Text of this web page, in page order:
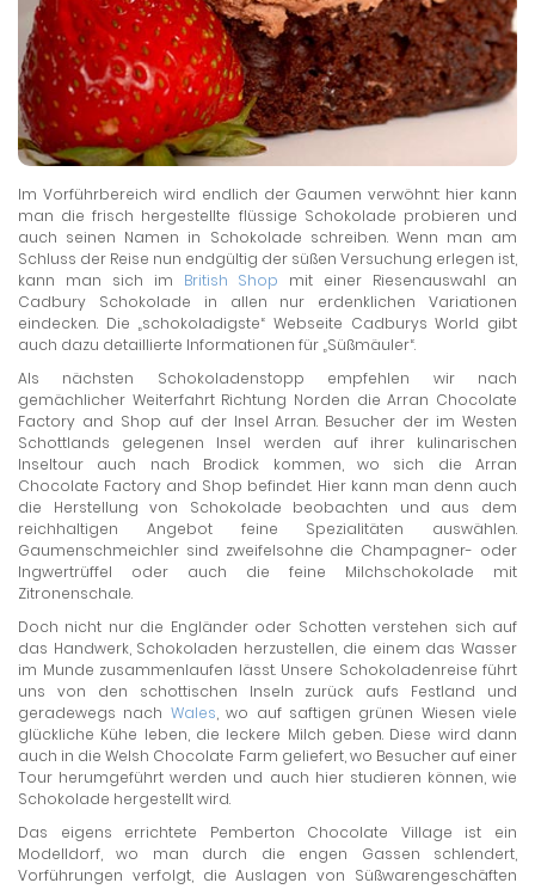
Im Vorführbereich wird endlich der Gaumen verwöhnt: hier kann
man die frisch hergestellte flüssige Schokolade probieren und
auch seinen Namen in Schokolade schreiben. Wenn man am
Schluss der Reise nun endgültig der süßen Versuchung erlegen ist,
kann man sich im British Shop mit einer Riesenauswahl an
Cadbury Schokolade in allen nur erdenklichen Variationen
eindecken. Die „schokoladigste“ Webseite Cadburys World gibt
auch dazu detaillierte Informationen für „Süßmäuler“.
Als nächsten Schokoladenstopp empfehlen wir nach
gemächlicher Weiterfahrt Richtung Norden die Arran Chocolate
Factory and Shop auf der Insel Arran. Besucher der im Westen
Schottlands gelegenen Insel werden auf ihrer kulinarischen
Inseltour auch nach Brodick kommen, wo sich die Arran
Chocolate Factory and Shop befindet. Hier kann man denn auch
die Herstellung von Schokolade beobachten und aus dem
reichhaltigen Angebot feine Spezialitäten auswählen.
Gaumenschmeichler sind zweifelsohne die Champagner- oder
Ingwertrüffel oder auch die feine Milchschokolade mit
Zitronenschale.
Doch nicht nur die Engländer oder Schotten verstehen sich auf
das Handwerk, Schokoladen herzustellen, die einem das Wasser
im Munde zusammenlaufen lässt. Unsere Schokoladenreise führt
uns von den schottischen Inseln zurück aufs Festland und
geradewegs nach Wales, wo auf saftigen grünen Wiesen viele
glückliche Kühe leben, die leckere Milch geben. Diese wird dann
auch in die Welsh Chocolate Farm geliefert, wo Besucher auf einer
Tour herumgeführt werden und auch hier studieren können, wie
Schokolade hergestellt wird.
Das eigens errichtete Pemberton Chocolate Village ist ein
Modelldorf, wo man durch die engen Gassen schlendert,
Vorführungen verfolgt, die Auslagen von Süßwarengeschäften